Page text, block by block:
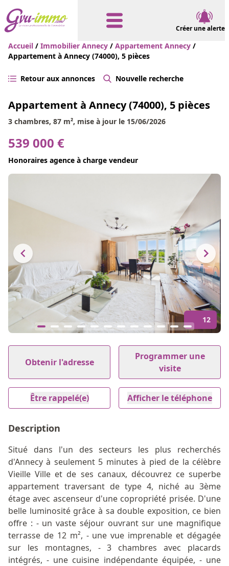
Créer une alerte
Accueil / Immobilier Annecy / Appartement Annecy /
Appartement à Annecy (74000), 5 pièces
Retour aux annonces Nouvelle recherche
Appartement à Annecy (74000), 5 pièces
3 chambres, 87 m², mise à jour le 15/06/2026
539 000 €
Honoraires agence à charge vendeur
12
1
12
Obtenir l'adresse
Programmer une
visite
Être rappelé(e) Afficher le téléphone
Description
Situé dans l'un des secteurs les plus recherchés
d'Annecy à seulement 5 minutes à pied de la célèbre
Vieille Ville et de ses canaux, découvrez ce superbe
appartement traversant de type 4, niché au 3ème
étage avec ascenseur d'une copropriété prisée. D'une
belle luminosité grâce à sa double exposition, ce bien
offre : - un vaste séjour ouvrant sur une magnifique
terrasse de 12 m², - une vue imprenable et dégagée
sur les montagnes, - 3 chambres avec placards
intégrés, - une cuisine indépendante équipée, - une